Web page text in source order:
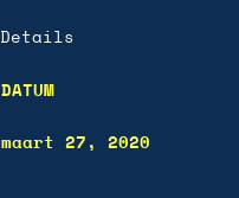
Details
DATUM
maart 27, 2020